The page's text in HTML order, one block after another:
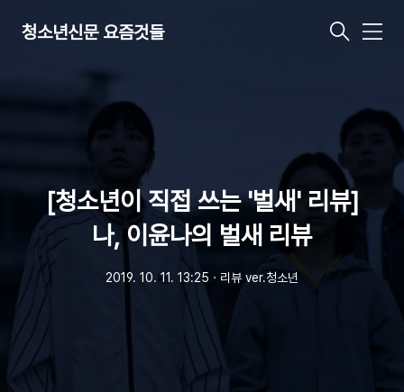
청소년신문 요즘것들
메
[청소년이 직접 쓰는 '벌새' 리뷰]
나, 이윤나의 벌새 리뷰
2019. 10. 11. 13:25 ㆍ 리뷰 ver.청소년